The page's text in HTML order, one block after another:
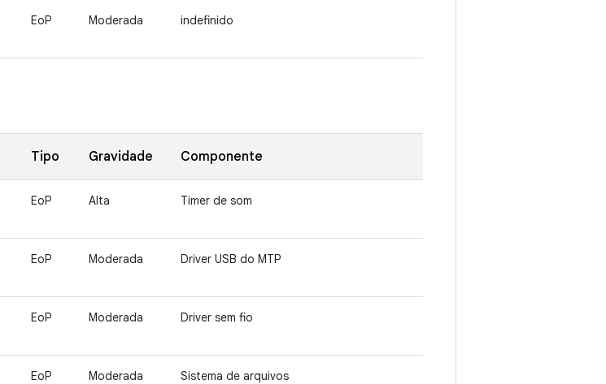
EoP Moderada indefinido
Tipo Gravidade Componente
EoP Alta Timer de som
EoP Moderada Driver USB do MTP
EoP Moderada Driver sem fio
EoP Moderada Sistema de arquivos